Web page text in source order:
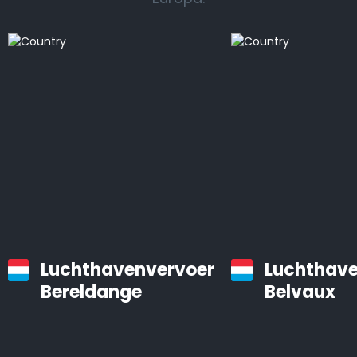
Luchthavenvervoer
Bereldange
Belvaux